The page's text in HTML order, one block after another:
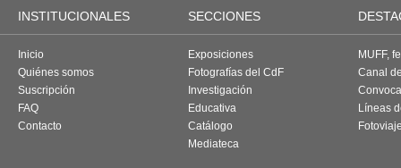
INSTITUCIONALES SECCIONES
Inicio
Quiénes somos
Suscripción
FAQ
Contacto
Exposiciones
Fotografías del CdF
Investigación
Educativa
Catálogo
Mediateca
MUFF,
Canal
Líneas